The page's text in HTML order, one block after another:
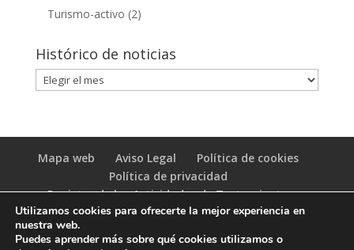
Turismo-activo (2)
Histórico de noticias
Histórico
de
Mapa web Aviso Legal
Política de cookies
Política de privacidad
Registro de las Actividades de Tratamiento
(RAT)
Utilizamos cookies para ofrecerte la mejor experiencia en
nuestra web.
Puedes aprender más sobre qué cookies utilizamos o